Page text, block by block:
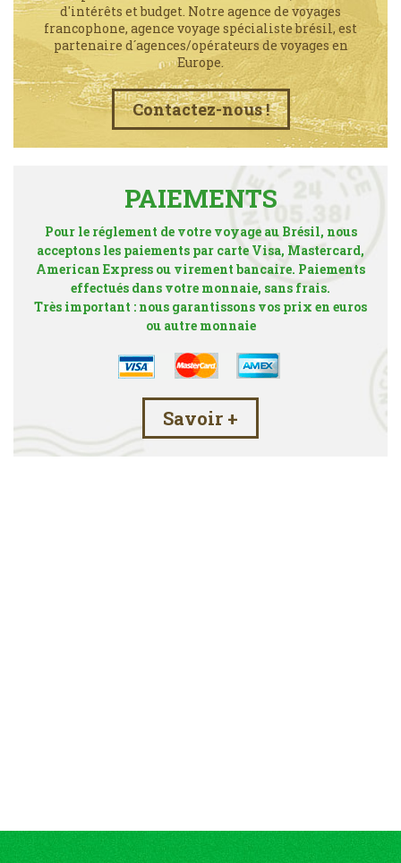
d'intérêts et budget. Notre agence de voyages
francophone, agence voyage spécialiste brésil, est
partenaire d´agences/opérateurs de voyages en
Europe.
Contactez-nous !
PAIEMENTS
Pour le réglement de votre voyage au Brésil, nous
acceptons les paiements par carte Visa, Mastercard,
American Express ou virement bancaire. Paiements
effectués dans votre monnaie, sans frais.
Très important : nous garantissons vos prix en euros
ou autre monnaie
Savoir +